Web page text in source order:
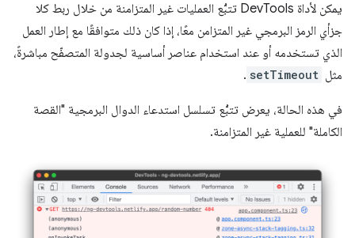
يمكن لأداة DevTools تتبُّع العمليات غير المتزامنة من خلال ربط كلا
جزأي الرمز البرمجي غير المتزامن معًا، إذا كان ذلك متوافقًا مع إطار العمل
الذي تستخدمه أو عند استخدام عناصر أساسية لجدولة المتصفّح مباشرةً،
مثل setTimeout
.
في هذه الحالة، يعرض تتبُّع تسلسل استدعاء الدوال البرمجية "القصة
الكاملة" للعملية غير المتزامنة.